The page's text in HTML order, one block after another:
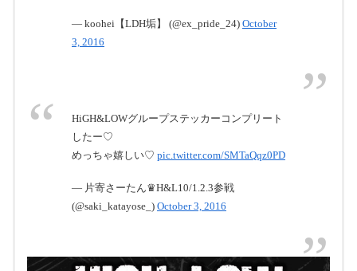
［エントリー受付］2016年9月28日（水）18:00～9月
29日（木）9:59
#拾い画
— koohei【LDH垢】 (@ex_pride_24) October
3, 2016
HiGH&LOWグループステッカーコンプリート
したー♡
めっちゃ嬉しい♡ pic.twitter.com/SMTaQqz0PD
— 片寄さーたん♛H&L10/1.2.3参戦
(@saki_katayose_) October 3, 2016